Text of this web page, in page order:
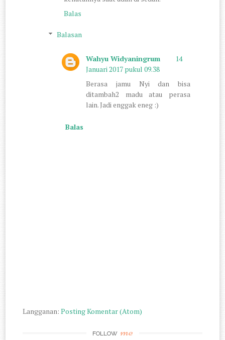
Balas
Balasan
Wahyu Widyaningrum
14
Januari 2017 pukul 09.38
Berasa jamu Nyi dan bisa
ditambah2 madu atau perasa
lain. Jadi enggak eneg :)
Balas
Langganan:Posting Komentar (Atom)
FOLLOW me